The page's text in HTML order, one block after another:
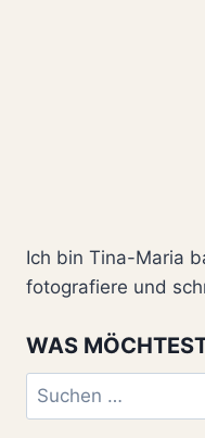
Ich bin Tina-Maria
fotografiere und
WAS
Suchen
nach: